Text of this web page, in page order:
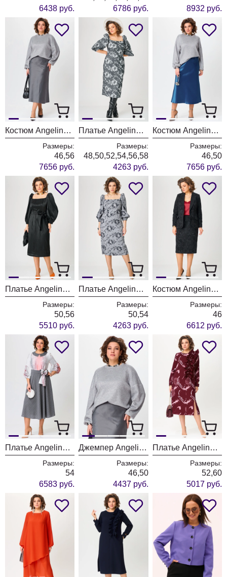
6438 руб.
6786 руб.
8932 руб.
Костюм Angelina & Company 1213
Размеры:
46,56
7656 руб.
Платье Angelina & Company 1210
Размеры:
48,50,52,54,56,58
4263 руб.
Костюм Angelina & Company 1209
Размеры:
46,50
7656 руб.
Платье Angelina & Company 1208
Размеры:
50,56
5510 руб.
Платье Angelina & Company 1206
Размеры:
50,54
4263 руб.
Костюм Angelina & Company 1204
Размеры:
46
6612 руб.
Платье Angelina & Company 1202
Размеры:
54
6583 руб.
Джемпер Angelina & Company 1201
Размеры:
46,50
4437 руб.
Платье Angelina & Company 1200
Размеры:
52,60
5017 руб.